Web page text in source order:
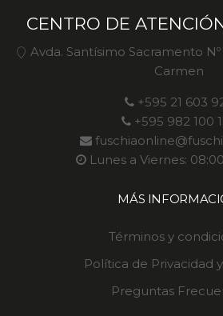
CENTRO DE
Avda. Santísimo Sacramento Nº
Carmen
+595 21 603
+595 982 100
Lunes a Viernes:
MÁS
Términos y
Política de Privacidad
Preguntas